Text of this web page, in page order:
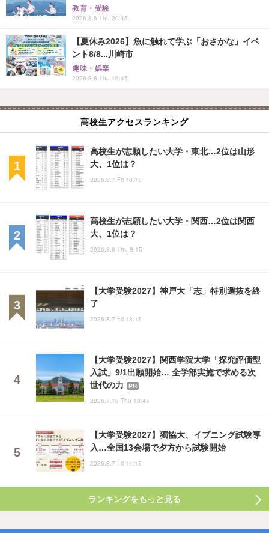
教育・受験
2026.8.6 Thu 20:45
【夏休み2026】魚に触れて学ぶ「おさかな」イベ
ント8/8...川崎市
趣味・娯楽
2026.8.6 Thu 16:45
高校生アクセスランキング
高校生が志願したい大学・東北…2位は山形
大、1位は？
2026.8.7 Fri 10:15
高校生が志願したい大学・関西…2位は関西
大、1位は？
2026.8.6 Thu 9:15
【大学受験2027】神戸大「志」特別選抜を終
了
2026.8.7 Fri 13:15
【大学受験2027】関西学院大学「探究評価型
入試」9/1出願開始… 全学部実施で求める次
世代の力
PR
2026.7.16 Thu 10:45
【大学受験2027】獨協大、イブニング試験導
入…全国13会場で夕方から試験開始
2026.8.7 Fri 14:15
ランキングをもっと見る